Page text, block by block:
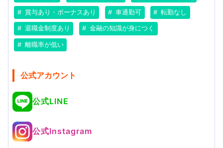
賞与あり・ボーナスあり 車通勤可 転勤なし
退職金制度あり 金融の知識が身につく
離職率が低い
公式アカウント
公式LINE
公式Instagram